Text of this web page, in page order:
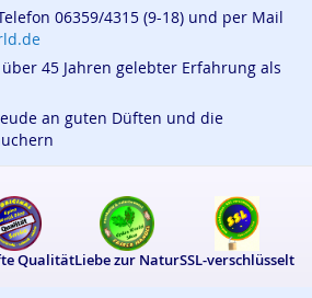
06359/4315 (9-18) und per Mail
45 Jahren gelebter Erfahrung als
an guten Düften und die
QualitätLiebe zur NaturSSL-verschlüsselt